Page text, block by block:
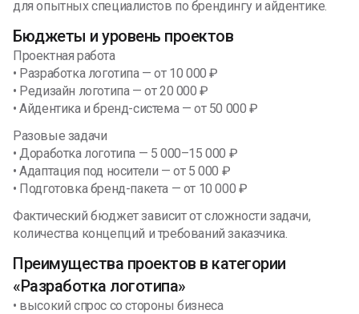
для опытных специалистов по брендингу и айдентике.
Бюджеты и уровень проектов
Проектная работа
• Разработка логотипа — от 10 000 ₽
• Редизайн логотипа — от 20 000 ₽
• Айдентика и бренд-система — от 50 000 ₽
Разовые задачи
• Доработка логотипа — 5 000–15 000 ₽
• Адаптация под носители — от 5 000 ₽
• Подготовка бренд-пакета — от 10 000 ₽
Фактический бюджет зависит от сложности задачи,
количества концепций и требований заказчика.
Преимущества проектов в категории
«Разработка логотипа»
• высокий спрос со стороны бизнеса